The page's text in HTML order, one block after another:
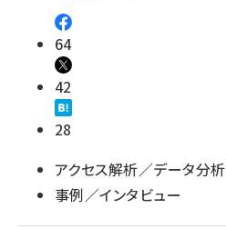
64
42
28
アクセス解析／データ分析
事例／インタビュー